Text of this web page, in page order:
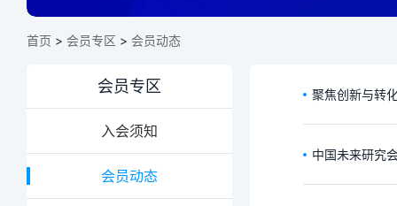
首页 > 会员专区 > 会员动态
会员专区
入会须知
会员动态
聚焦创新与转
中国未来研究